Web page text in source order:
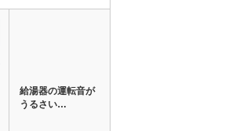
給湯器の運転音が
うるさい…